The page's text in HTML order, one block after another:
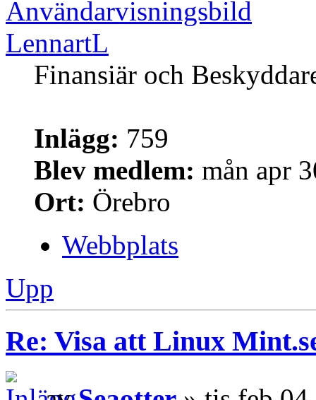
LennartL
Finansiär och
Inlägg: 759
Blev medlem: mån apr
Ort: Örebro
Webbplats
Upp
Re: Visa att Linux